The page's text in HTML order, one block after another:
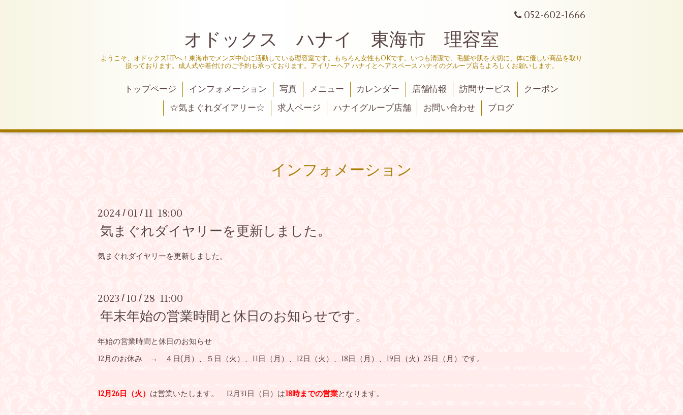
052-602-1666
オドックス ハナイ 東海市 理容室
ようこそ、オドックスHPへ！東海市でメンズ中心に活動している理容室です。もちろん女性もOKです。いつも清潔で、毛髪や肌を大切に、体に優しい商品を取り
扱っております。成人式や着付けのご予約も承っております。アイリーヘア ハナイとヘアスペース ハナイのグループ店もよろしくお願いします。
トップページ インフォメーション 写真 メニュー カレンダー 店舗情報 訪問サービス
クーポン
☆気まぐれダイアリー☆
求人ページ ハナイグループ店舗 お問い合わせ ブログ
インフォメーション
2024 / 01 / 11 18:00
気まぐれダイヤリーを更新しました。
気まぐれダイヤリーを更新しました。
2023 / 10 / 28 11:00
年末年始の営業時間と休日のお知らせです。
年始の営業時間と休日のお知らせ
12月のお休み →
４日(月）、５日（火）、11日（月）、12日（火）、18日（月）、19日（火）25日（月） です。
12月26日（火） は営業いたします。 12月31日（日）は18時までの営業となります。